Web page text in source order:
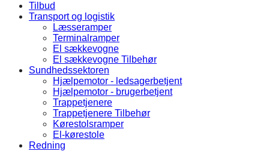
Tilbud
Transport og logistik
Læsseramper
Terminalramper
El sækkevogne
El sækkevogne Tilbehør
Sundhedssektoren
Hjælpemotor - ledsagerbetjent
Hjælpemotor - brugerbetjent
Trappetjenere
Trappetjenere Tilbehør
Kørestolsramper
El-kørestole
Redning